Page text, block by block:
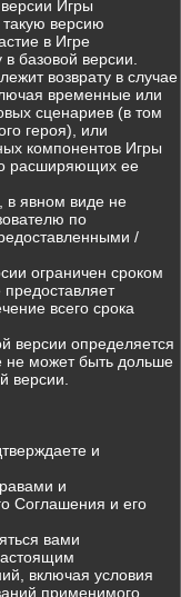
Игры
такую версию
в Игре
базовой версии.
возврату в случае
временные или
сценариев (в том
героя), или
компонентов Игры
расширяющих ее
в явном виде не
по
/
ограничен сроком
всего срока
версии определяется
может быть дольше
версии.
и
и
Соглашения и его
вами
включая условия
применимого